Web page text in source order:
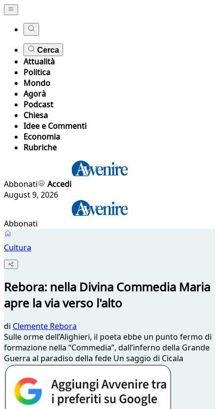
Cerca
Attualità
Politica
Mondo
Agorà
Podcast
Chiesa
Idee e Commenti
Economia
Rubriche
Abbonati
Accedi
August 9, 2026
Abbonati
Cultura
Rebora: nella Divina Commedia Maria
apre la via verso l'alto
di Clemente Rebora
Sulle orme dell’Alighieri, il poeta ebbe un punto fermo di
formazione nella “Commedia”, dall’inferno della Grande
Guerra al paradiso della fede Un saggio di Cicala